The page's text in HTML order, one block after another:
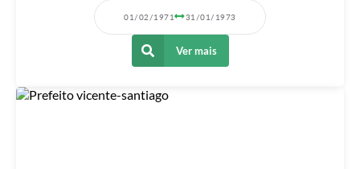
01/02/1971 31/01/1973
Ver mais